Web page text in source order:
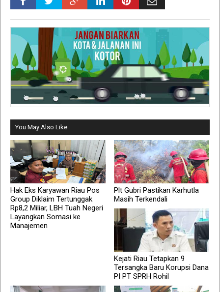
You May Also Like
Hak Eks Karyawan Riau Pos
Group Diklaim Tertunggak
Rp8,2 Miliar, LBH Tuah Negeri
Layangkan Somasi ke
Manajemen
Plt Gubri Pastikan Karhutla
Masih Terkendali
Kejati Riau Tetapkan 9
Tersangka Baru Korupsi Dana
PI PT SPRH Rohil